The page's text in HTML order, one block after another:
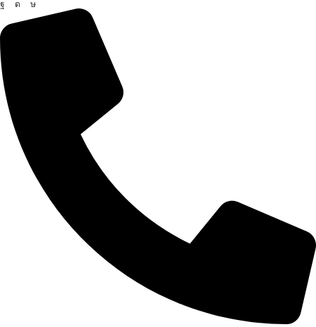
Facebook
Instagram
Tik-
tok